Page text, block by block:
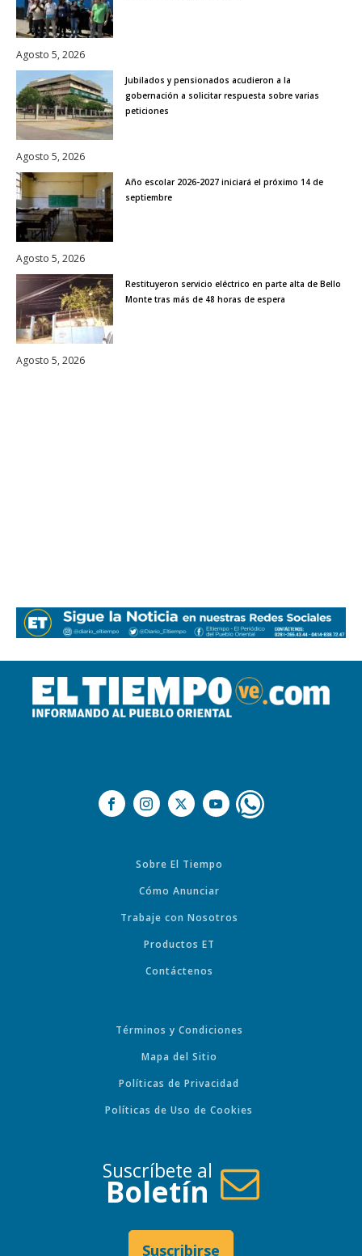
Agosto 5, 2026
Jubilados y pensionados acudieron a la
gobernación a solicitar respuesta sobre varias
peticiones
Agosto 5, 2026
Año escolar 2026-2027 iniciará el próximo 14 de
septiembre
Agosto 5, 2026
Restituyeron servicio eléctrico en parte alta de Bello
Monte tras más de 48 horas de espera
Agosto 5, 2026
Sobre El Tiempo
Cómo Anunciar
Trabaje con Nosotros
Productos ET
Contáctenos
Términos y Condiciones
Mapa del Sitio
Políticas de Privacidad
Políticas de Uso de Cookies
Suscríbete al
Boletín
Suscribirse